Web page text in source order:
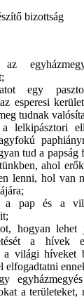
bizottság
egy
esperesi
tudnak
lelkipásztori
tud a
ahol
lenni, hol van
a pap és a
hogyan
a hívek
a világi híveket
a területeket,